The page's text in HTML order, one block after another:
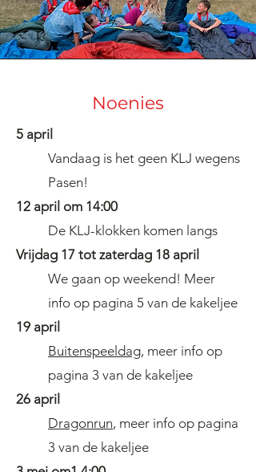
Noenies
5 april
Vandaag is het geen KLJ wegens
Pasen!
12 april om 14:00
De KLJ-klokken komen langs
Vrijdag 17 tot zaterdag 18 april
We gaan op weekend! Meer
info op pagina 5 van de kakeljee
19 april
Buitenspeeldag, meer info op
pagina 3 van de kakeljee
26 april
Dragonrun, meer info op pagina
3 van de kakeljee